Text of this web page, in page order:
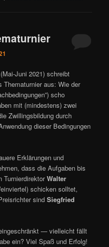
Juni 2021) schreibt
Thematurnier aus: Wie der
scho
mit (mindestens) zwei
Zwillingsbildung durch
dieser Bedingungen
Erklärungen und
dass die Aufgaben bis
TurnierdirektorWalter
schicken solltet,
sindSiegfried
— vielleicht fällt
ein? Viel Spaß und Erfolg!